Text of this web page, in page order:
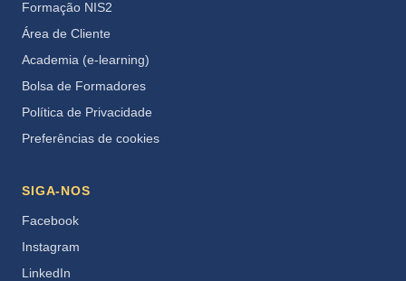
Formação NIS2
Área de Cliente
Academia (e-learning)
Bolsa de Formadores
Política de Privacidade
Preferências de cookies
SIGA-NOS
Facebook
Instagram
LinkedIn